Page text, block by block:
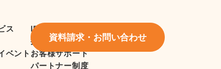
ス
ベント
IR情報
採用情報
お客様サポート
パートナー制度
資料請求・お問い合わせ